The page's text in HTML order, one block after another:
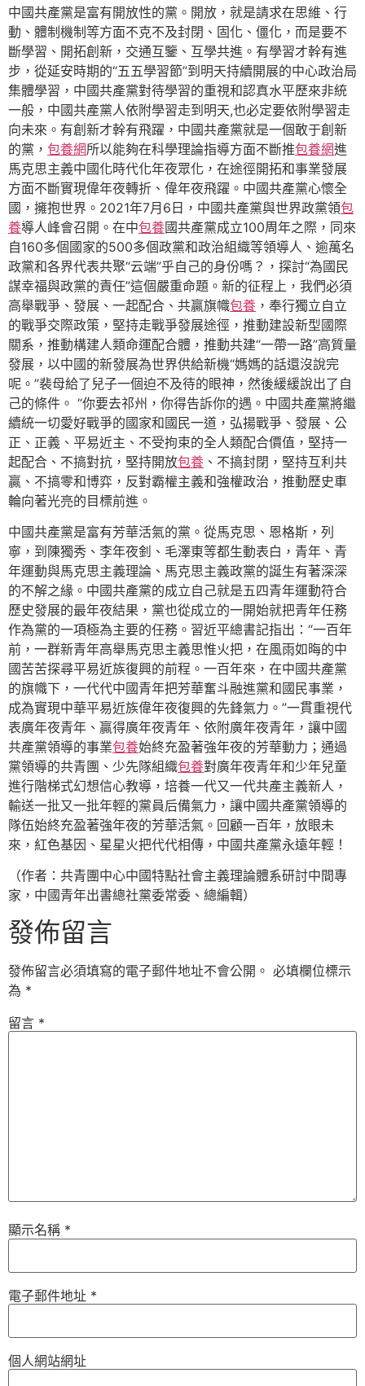
中國共產黨是富有開放性的黨。開放，就是請求在思維、行
動、體制機制等方面不克不及封閉、固化、僵化，而是要不
斷學習、開拓創新，交通互鑒、互學共進。有學習才幹有進
步，從延安時期的“五五學習節”到明天持續開展的中心政治局
集體學習，中國共產黨對待學習的重視和認真水平歷來非統
一般，中國共產黨人依附學習走到明天,也必定要依附學習走
向未來。有創新才幹有飛躍，中國共產黨就是一個敢于創新
的黨， 包養網所以能夠在科學理論指導方面不斷推包養網進
馬克思主義中國化時代化年夜眾化，在途徑開拓和事業發展
方面不斷實現偉年夜轉折、偉年夜飛躍。中國共產黨心懷全
國，擁抱世界。2021年7月6日，中國共產黨與世界政黨領包
養導人峰會召開。在中包養國共產黨成立100周年之際，同來
自160多個國家的500多個政黨和政治組織等領導人、逾萬名
政黨和各界代表共聚“云端”乎自己的身份嗎？，探討“為國民
謀幸福與政黨的責任”這個嚴重命題。新的征程上，我們必須
高舉戰爭、發展、一起配合、共贏旗幟包養 ，奉行獨立自立
的戰爭交際政策，堅持走戰爭發展途徑，推動建設新型國際
關系，推動構建人類命運配合體，推動共建“一帶一路”高質量
發展，以中國的新發展為世界供給新機“媽媽的話還沒說完
呢。”裴母給了兒子一個迫不及待的眼神，然後緩緩說出了自
己的條件。 “你要去祁州，你得告訴你的遇。中國共產黨將繼
續統一切愛好戰爭的國家和國民一道，弘揚戰爭、發展、公
正、正義、平易近主、不受拘束的全人類配合價值，堅持一
起配合、不搞對抗，堅持開放包養 、不搞封閉，堅持互利共
贏、不搞零和博弈，反對霸權主義和強權政治，推動歷史車
輪向著光亮的目標前進。
中國共產黨是富有芳華活氣的黨。從馬克思、恩格斯，列
寧，到陳獨秀、李年夜釗、毛澤東等都生動表白，青年、青
年運動與馬克思主義理論、馬克思主義政黨的誕生有著深深
的不解之緣。中國共產黨的成立自己就是五四青年運動符合
歷史發展的最年夜結果，黨也從成立的一開始就把青年任務
作為黨的一項極為主要的任務。習近平總書記指出：“一百年
前，一群新青年高舉馬克思主義思惟火把，在風雨如晦的中
國苦苦探尋平易近族復興的前程。一百年來，在中國共產黨
的旗幟下，一代代中國青年把芳華奮斗融進黨和國民事業，
成為實現中華平易近族偉年夜復興的先鋒氣力。”一貫重視代
表廣年夜青年、贏得廣年夜青年、依附廣年夜青年，讓中國
共產黨領導的事業包養始終充盈著強年夜的芳華動力；通過
黨領導的共青團、少先隊組織包養對廣年夜青年和少年兒童
進行階梯式幻想信心教導，培養一代又一代共產主義新人，
輸送一批又一批年輕的黨員后備氣力，讓中國共產黨領導的
隊伍始終充盈著強年夜的芳華活氣。回顧一百年，放眼未
來，紅色基因、星星火把代代相傳，中國共產黨永遠年輕！
（作者：共青團中心中國特點社會主義理論體系研討中間專
家，中國青年出書總社黨委常委、總編輯）
發佈留言
發佈留言必須填寫的電子郵件地址不會公開。 必填欄位標示
為 *
留言 *
顯示名稱 *
電子郵件地址 *
個人網站網址